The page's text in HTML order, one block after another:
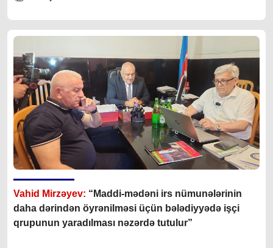
Vahid Mirzəyev: “Maddi-mədəni irs nümunələrinin
daha dərindən öyrənilməsi üçün bələdiyyədə işçi
qrupunun yaradılması nəzərdə tutulur”